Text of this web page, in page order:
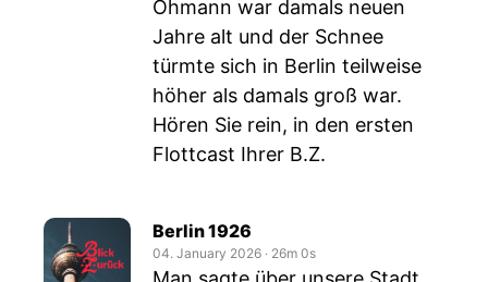
Ohmann war damals neuen
Jahre alt und der Schnee
türmte sich in Berlin teilweise
höher als damals groß war.
Hören Sie rein, in den ersten
Flottcast Ihrer B.Z.
Berlin 1926
04. January 2026 ‧ 26m 0s